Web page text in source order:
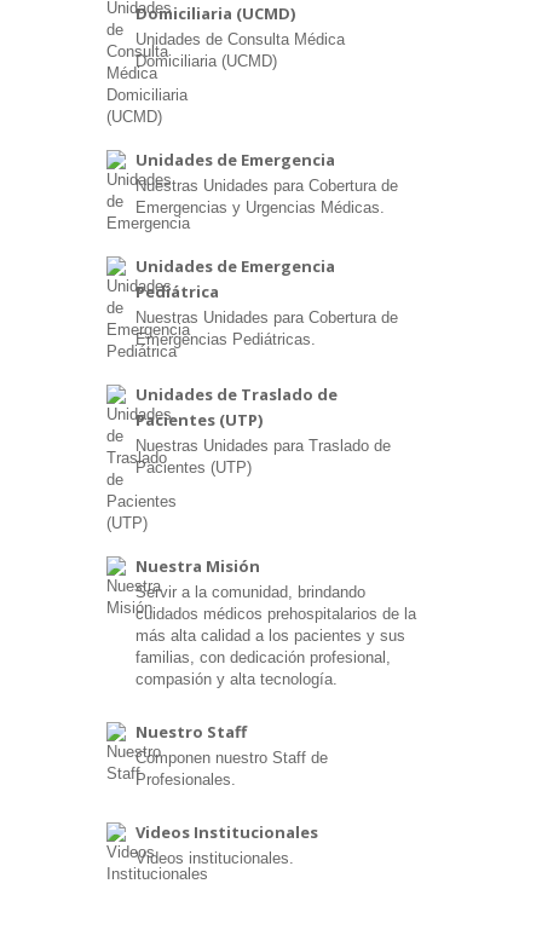
Domiciliaria (UCMD)
Unidades de Consulta Médica
Domiciliaria (UCMD)
Unidades de Emergencia
Nuestras Unidades para Cobertura de
Emergencias y Urgencias Médicas.
Unidades de Emergencia
Pediátrica
Nuestras Unidades para Cobertura de
Emergencias Pediátricas.
Unidades de Traslado de
Pacientes (UTP)
Nuestras Unidades para Traslado de
Pacientes (UTP)
Nuestra Misión
Servir a la comunidad, brindando
cuidados médicos prehospitalarios de la
más alta calidad a los pacientes y sus
familias, con dedicación profesional,
compasión y alta tecnología.
Nuestro Staff
Componen nuestro Staff de
Profesionales.
Videos Institucionales
Videos institucionales.